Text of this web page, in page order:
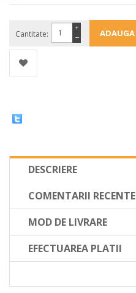
Cantitate: −
+
DESCRIERE
COMENTARII RECENTE
MOD DE LIVRARE
EFECTUAREA PLATII